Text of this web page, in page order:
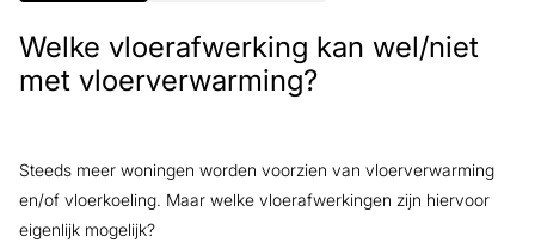
Welke vloerafwerking kan wel/niet
met vloerverwarming?
Steeds meer woningen worden voorzien van vloerverwarming
en/of vloerkoeling. Maar welke vloerafwerkingen zijn hiervoor
eigenlijk mogelijk?